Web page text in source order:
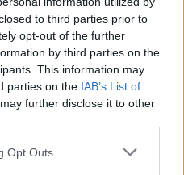
to third parties prior to
opt-out of the further
by third parties on the
This information may
parties on the IAB’s List of
further disclose it to other
Opt Outs